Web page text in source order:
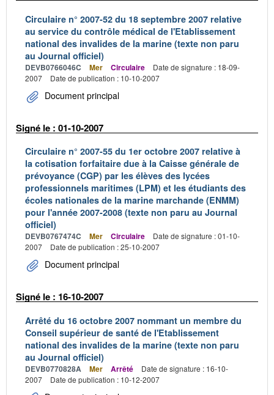
Circulaire n° 2007-52 du 18 septembre 2007 relative
au service du contrôle médical de l'Etablissement
national des invalides de la marine (texte non paru
au Journal officiel)
DEVB0766046C Mer Circulaire
Date de signature : 18-09-
2007
Date de publication : 10-10-2007
Document principal
Signé le : 01-10-2007
Circulaire n° 2007-55 du 1er octobre 2007 relative à
la cotisation forfaitaire due à la Caisse générale de
prévoyance (CGP) par les élèves des lycées
professionnels maritimes (LPM) et les étudiants des
écoles nationales de la marine marchande (ENMM)
pour l'année 2007-2008 (texte non paru au Journal
officiel)
DEVB0767474C Mer Circulaire
Date de signature : 01-10-
2007
Date de publication : 25-10-2007
Document principal
Signé le : 16-10-2007
Arrêté du 16 octobre 2007 nommant un membre du
Conseil supérieur de santé de l'Etablissement
national des invalides de la marine (texte non paru
au Journal officiel)
DEVB0770828A Mer Arrêté
Date de signature : 16-10-
2007
Date de publication : 10-12-2007